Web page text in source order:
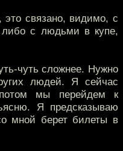
это связано, видимо, с
с людьми в купе,
чуть сложнее. Нужно
людей. Я сейчас
мы перейдем к
Я предсказываю
мной берет билеты в